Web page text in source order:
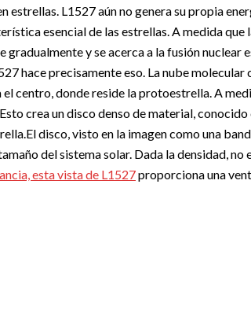
estrellas. L1527 aún no genera su propia
esencial de las estrellas.A medida que
gradualmente y se acerca a la fusión nuclear
hace precisamente eso. La nube
el centro, donde reside la protoestrella. A
crea un disco denso de material,
El disco, visto en la imagen como una
del sistema solar. Dada la densidad, no
esta vista de L1527proporciona una